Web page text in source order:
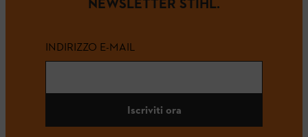
NEWSLETTER STIHL.
INDIRIZZO E-MAIL
Iscriviti ora